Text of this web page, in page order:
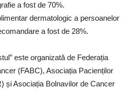
a fost de 70%.
dermatologic a persoanelor
a fost de 28%.
este organizată de Federația
(FABC), Asociația Pacienților
și Asociația Bolnavilor de Cancer